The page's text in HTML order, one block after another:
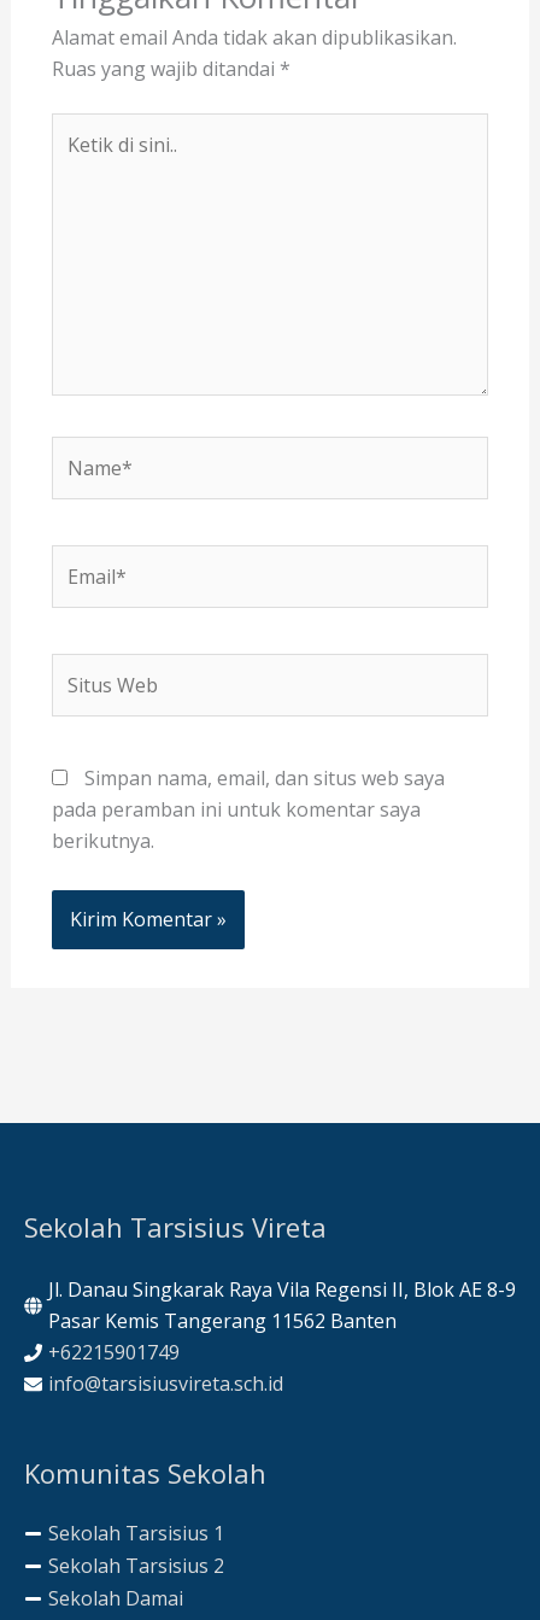
Alamat email Anda tidak akan dipublikasikan.
Ruas yang wajib ditandai *
Web
Simpan nama, email, dan situs web saya
pada peramban ini untuk komentar saya
berikutnya.
Sekolah Tarsisius Vireta
Jl. Danau Singkarak Raya Vila Regensi II, Blok AE 8-9
Pasar Kemis Tangerang 11562 Banten
+62215901749
info@tarsisiusvireta.sch.id
Komunitas Sekolah
Sekolah Tarsisius 1
Sekolah Tarsisius 2
Sekolah Damai